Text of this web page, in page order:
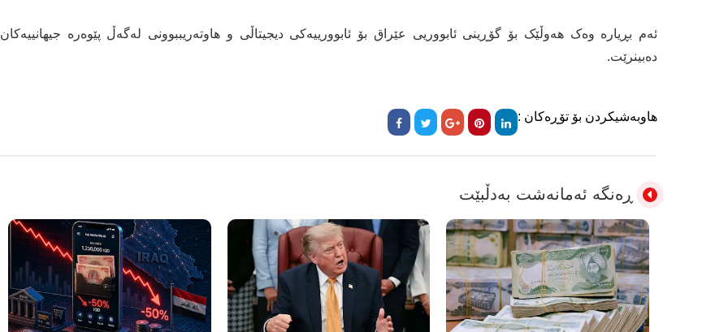
ئەم بڕیارە وەک هەوڵێک بۆ گۆڕینی ئابووریی عێراق بۆ ئابوورییەکی دیجیتاڵی و هاوتەریببوونی لەگەڵ پێوەرە جیهانییەکان
دەبینرێت.
هاوبەشیکردن بۆ تۆڕەکان :
ڕەنگە ئەمانەشت بەدڵبێت